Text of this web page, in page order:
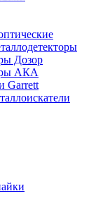
Дозор
АКА
Garrett